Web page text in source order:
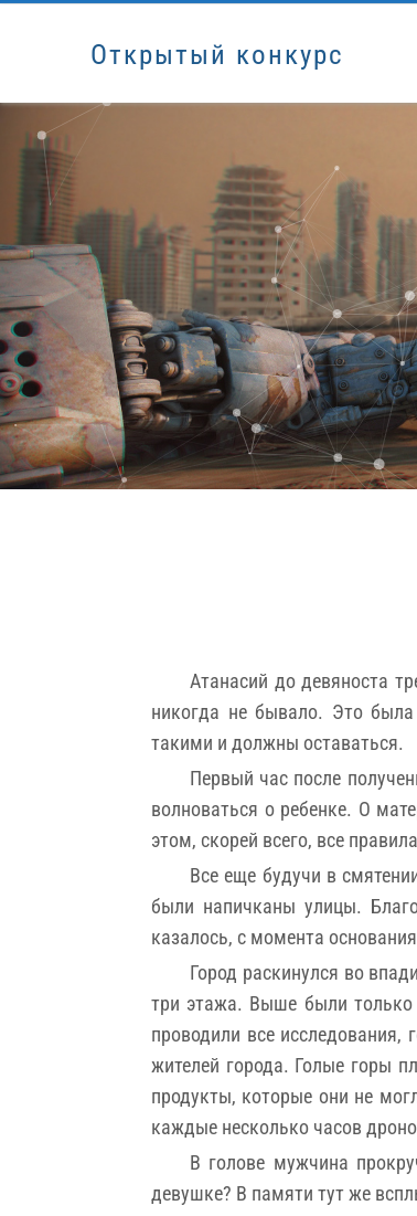
Открытый конкурс
Атанасий до девяноста
никогда не бывало. Это
такими и должны оставаться.
Первый час после
волноваться о ребенке. О
этом, скорей всего, все
Все еще будучи в
были напичканы улицы.
казалось, с момента
Город раскинулся во
три этажа. Выше были только
проводили все
жителей города. Голые горы
продукты, которые они не
каждые несколько часов
В голове мужчина
девушке? В памяти тут же